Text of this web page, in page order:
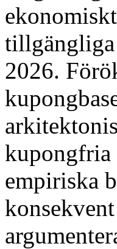
tillgängliga
2026.
kupongfria
empiriska